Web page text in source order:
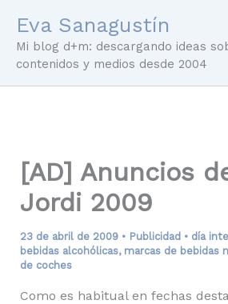
contenido
Eva Sanagustín
Mi blog d+m: descargando ideas
contenidos y medios desde 2004
[AD] Anuncios
Jordi 2009
23 de abril de 2009 • Publicidad • día
bebidas alcohólicas, marcas de bebidas
de coches
Como es habitual en fechas